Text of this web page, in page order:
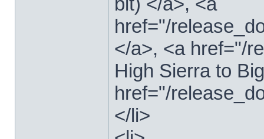
href="/
</a>, <a href="/
High Sierra to
href="/
</li>